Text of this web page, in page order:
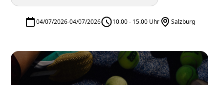
04/07/2026-04/07/2026 10.00 - 15.00 Uhr Salzburg